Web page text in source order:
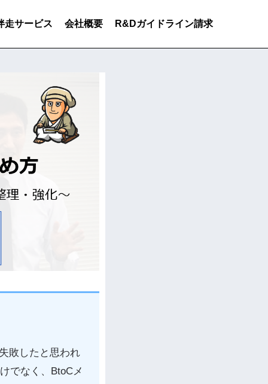
走サービス 会社概要 R&Dガイドライン請求
敗したと思われ
でなく、BtoCメ